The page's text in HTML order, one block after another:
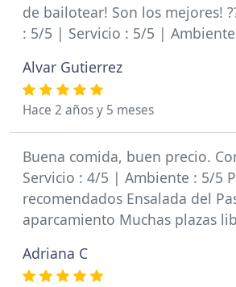
de bailotear! Son los mejores!
: 5/5 | Servicio : 5/5 |
Alvar Gutierrez
Hace 2 años y 5 meses
Buena comida, buen precio.
Servicio : 4/5 | Ambiente : 5/5
recomendados Ensalada del
aparcamiento Muchas plazas
Adriana C